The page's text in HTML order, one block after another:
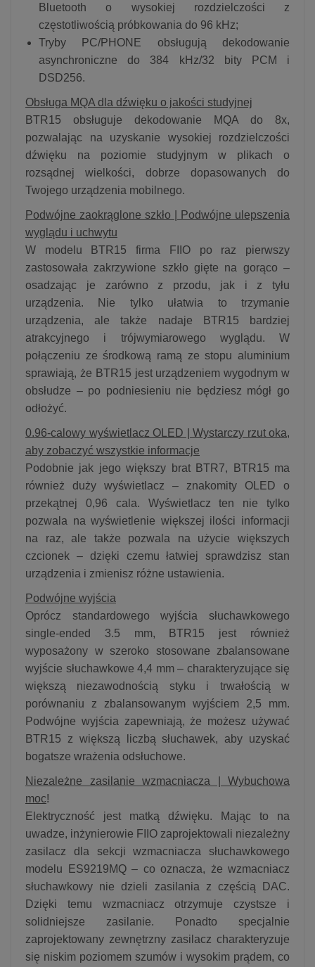
Bluetooth o wysokiej rozdzielczości z
częstotliwością próbkowania do 96 kHz;
Tryby PC/PHONE obsługują dekodowanie
asynchroniczne do 384 kHz/32 bity PCM i
DSD256.
Obsługa MQA dla dźwięku o jakości studyjnej
BTR15 obsługuje dekodowanie MQA do 8x,
pozwalając na uzyskanie wysokiej rozdzielczości
dźwięku na poziomie studyjnym w plikach o
rozsądnej wielkości, dobrze dopasowanych do
Twojego urządzenia mobilnego.
Podwójne zaokrąglone szkło | Podwójne ulepszenia
wyglądu i uchwytu
W modelu BTR15 firma FIIO po raz pierwszy
zastosowała zakrzywione szkło gięte na gorąco –
osadzając je zarówno z przodu, jak i z tyłu
urządzenia. Nie tylko ułatwia to trzymanie
urządzenia, ale także nadaje BTR15 bardziej
atrakcyjnego i trójwymiarowego wyglądu. W
połączeniu ze środkową ramą ze stopu aluminium
sprawiają, że BTR15 jest urządzeniem wygodnym w
obsłudze – po podniesieniu nie będziesz mógł go
odłożyć.
0.96-calowy wyświetlacz OLED | Wystarczy rzut oka,
aby zobaczyć wszystkie informacje
Podobnie jak jego większy brat BTR7, BTR15 ma
również duży wyświetlacz – znakomity OLED o
przekątnej 0,96 cala. Wyświetlacz ten nie tylko
pozwala na wyświetlenie większej ilości informacji
na raz, ale także pozwala na użycie większych
czcionek – dzięki czemu łatwiej sprawdzisz stan
urządzenia i zmienisz różne ustawienia.
Podwójne wyjścia
Oprócz standardowego wyjścia słuchawkowego
single-ended 3.5 mm, BTR15 jest również
wyposażony w szeroko stosowane zbalansowane
wyjście słuchawkowe 4,4 mm – charakteryzujące się
większą niezawodnością styku i trwałością w
porównaniu z zbalansowanym wyjściem 2,5 mm.
Podwójne wyjścia zapewniają, że możesz używać
BTR15 z większą liczbą słuchawek, aby uzyskać
bogatsze wrażenia odsłuchowe.
Niezależne zasilanie wzmacniacza | Wybuchowa
moc!
Elektryczność jest matką dźwięku. Mając to na
uwadze, inżynierowie FIIO zaprojektowali niezależny
zasilacz dla sekcji wzmacniacza słuchawkowego
modelu ES9219MQ – co oznacza, że wzmacniacz
słuchawkowy nie dzieli zasilania z częścią DAC.
Dzięki temu wzmacniacz otrzymuje czystsze i
solidniejsze zasilanie. Ponadto specjalnie
zaprojektowany zewnętrzny zasilacz charakteryzuje
się niskim poziomem szumów i wysokim prądem, co